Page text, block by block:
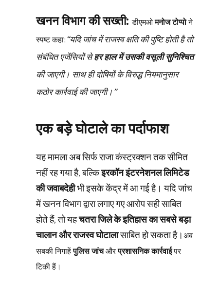
खनन विभाग की सख्ती:डीएमओमनोज टोप्पोने
स्पष्ट कहा: “यदि जांच में राजस्व क्षति की पुष्टि होती है तो
संबंधित एजेंसियों सेहर हाल में उसकी वसूली सुनिश्चित
की जाएगी। साथ ही दोषियों के विरुद्ध नियमानुसार
कठोर कार्रवाई की जाएगी।”
एक बड़े घोटाले का पर्दाफाश
यह मामला अब सिर्फ राजा कंस्ट्रक्शन तक सीमित
नहीं रह गया है, बल्किइरकॉन इंटरनेशनल लिमिटेड
की जवाबदेहीभी इसके केंद्र में आ गई है। यदि जांच
में खनन विभाग द्वारा लगाए गए आरोप सही साबित
होते हैं, तो यहचतरा जिले के इतिहास का सबसे बड़ा
चालान और राजस्व घोटालासाबित हो सकता है। अब
सबकी निगाहेंपुलिस जांचऔरप्रशासनिक कार्रवाईपर
टिकी हैं।